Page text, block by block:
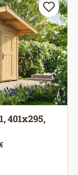
401x295,